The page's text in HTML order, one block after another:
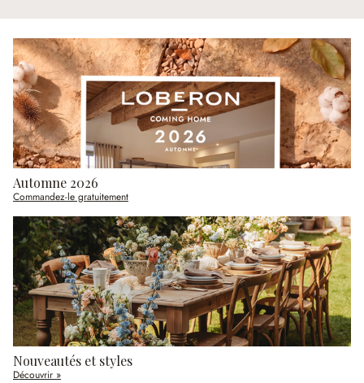
Automne 2026
Commandez-le gratuitement
Nouveautés et styles
Découvrir »